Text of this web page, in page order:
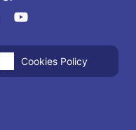
Cookies Policy